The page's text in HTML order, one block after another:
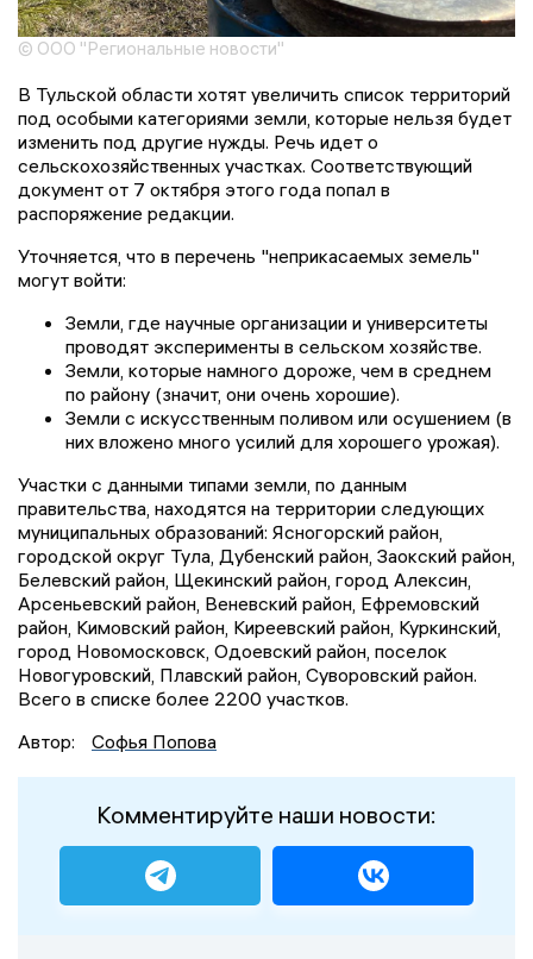
© ООО "Региональные новости"
В Тульской области хотят увеличить список территорий
под особыми категориями земли, которые нельзя будет
изменить под другие нужды. Речь идет о
сельскохозяйственных участках. Соответствующий
документ от 7 октября этого года попал в
распоряжение редакции.
Уточняется, что в перечень "неприкасаемых земель"
могут войти:
Земли, где научные организации и университеты
проводят эксперименты в сельском хозяйстве.
Земли, которые намного дороже, чем в среднем
по району (значит, они очень хорошие).
Земли с искусственным поливом или осушением (в
них вложено много усилий для хорошего урожая).
Участки с данными типами земли, по данным
правительства, находятся на территории следующих
муниципальных образований: Ясногорский район,
городской округ Тула, Дубенский район, Заокский район,
Белевский район, Щекинский район, город Алексин,
Арсеньевский район, Веневский район, Ефремовский
район, Кимовский район, Киреевский район, Куркинский,
город Новомосковск, Одоевский район, поселок
Новогуровский, Плавский район, Суворовский район.
Всего в списке более 2200 участков.
Автор:
Софья Попова
Комментируйте наши новости: